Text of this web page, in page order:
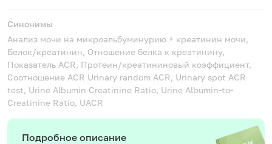
Синонимы
Анализ мочи на микроальбуминурию + креатинин мочи,
Белок/креатинин, Отношение белка к креатинину,
Показатель ACR, Протеин/креатининовый коэффициент,
Соотношение ACR Urinary random ACR, Urinary spot ACR
test, Urine Albumin Creatinine Ratio, Urine Albumin-to-
Creatinine Ratio, UACR
Подробное описание